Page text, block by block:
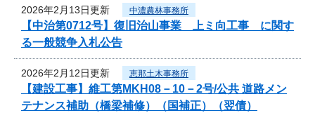
2026年2月13日更新 中濃農林事務所
【中治第0712号】復旧治山事業 上ミ向工事 に関す
る一般競争入札公告
2026年2月12日更新 恵那土木事務所
【建設工事】維工第MKH08－10－2号/公共 道路メン
テナンス補助（橋梁補修）（国補正）（翌債）